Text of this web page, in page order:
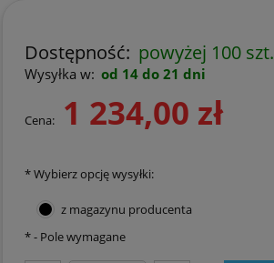
Dostępność: powyżej 100 szt.
Wysyłka w: od 14 do 21 dni
Cena: 1 234,00 zł
*Wybierz opcję wysyłki:
z magazynu producenta
*- Pole wymagane